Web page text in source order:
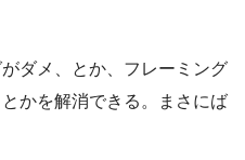
ダメ、とか、フレーミング
かを解消できる。まさにば